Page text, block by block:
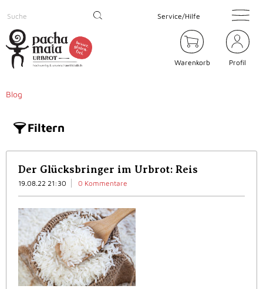
Service/Hilfe
Warenkorb Profil
Blog
Filtern
Der Glücksbringer im Urbrot: Reis
19.08.22 21:30 0 Kommentare